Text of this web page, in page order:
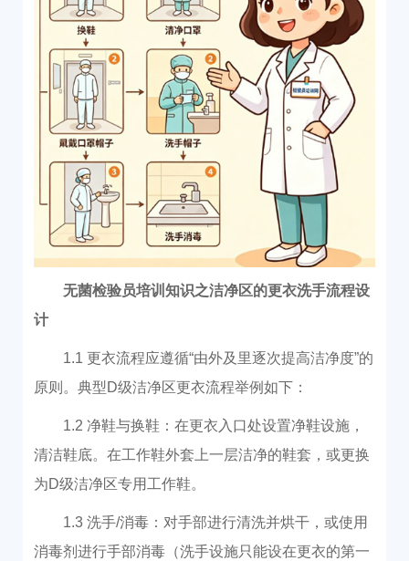
无菌检验员培训知识之洁净区的更衣洗手流程设
计
1.1 更衣流程应遵循“由外及里逐次提高洁净度”的
原则。典型D级洁净区更衣流程举例如下：
1.2 净鞋与换鞋：在更衣入口处设置净鞋设施，
清洁鞋底。在工作鞋外套上一层洁净的鞋套，或更换
为D级洁净区专用工作鞋。
1.3 洗手/消毒：对手部进行清洗并烘干，或使用
消毒剂进行手部消毒（洗手设施只能设在更衣的第一